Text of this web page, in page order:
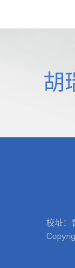
胡
校址：